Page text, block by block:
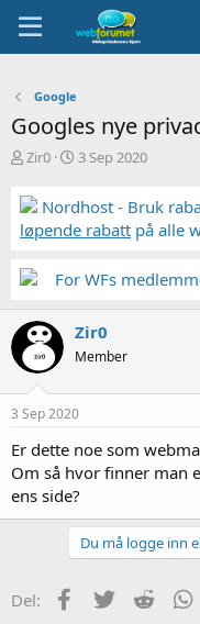
Google
Googles nye
T
å
d
s
a
e
r
Zir0
S
r
t
a
3 Sep 2020
Nordhost - Bruk
løpende rabatt på alle
For WFs
Zir0
Member
3 Sep 2020
Er dette noe som
Om så hvor finner man
ens side?
Du må logge inn
Del: Facebook
Twitter Reddit